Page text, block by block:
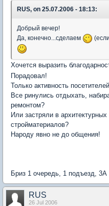
RUS, on 25.07.2006 - 18:13:
Добрый вечер!
Да, конечно...сделаем
Хочется выразить
Порадовал!
Только активность
Все ринулись отдыхать,
ремонтом?
Или застряли в
стройматериалов?
Народу явно не до общения!
Бриз 1 очередь, 1 подъезд, 3А
RUS
26 Jul 2006